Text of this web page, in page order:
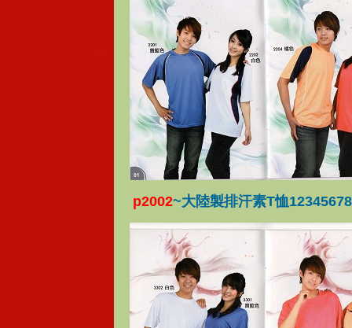
p2002~大陸製排汗素T恤12345678